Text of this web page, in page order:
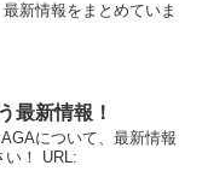
新情報をまとめていま
最新情報！
について、最新情報
い！ URL: